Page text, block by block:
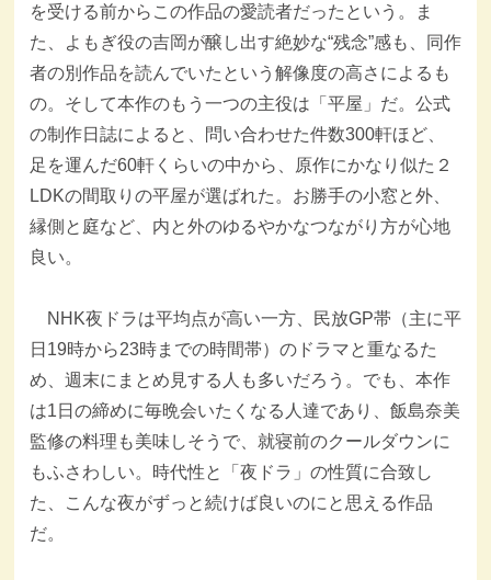
を受ける前からこの作品の愛読者だったという。ま
た、よもぎ役の吉岡が醸し出す絶妙な“残念”感も、同作
者の別作品を読んでいたという解像度の高さによるも
の。そして本作のもう一つの主役は「平屋」だ。公式
の制作日誌によると、問い合わせた件数300軒ほど、
足を運んだ60軒くらいの中から、原作にかなり似た２
LDKの間取りの平屋が選ばれた。お勝手の小窓と外、
縁側と庭など、内と外のゆるやかなつながり方が心地
良い。
NHK夜ドラは平均点が高い一方、民放GP帯（主に平
日19時から23時までの時間帯）のドラマと重なるた
め、週末にまとめ見する人も多いだろう。でも、本作
は1日の締めに毎晩会いたくなる人達であり、飯島奈美
監修の料理も美味しそうで、就寝前のクールダウンに
もふさわしい。時代性と「夜ドラ」の性質に合致し
た、こんな夜がずっと続けば良いのにと思える作品
だ。